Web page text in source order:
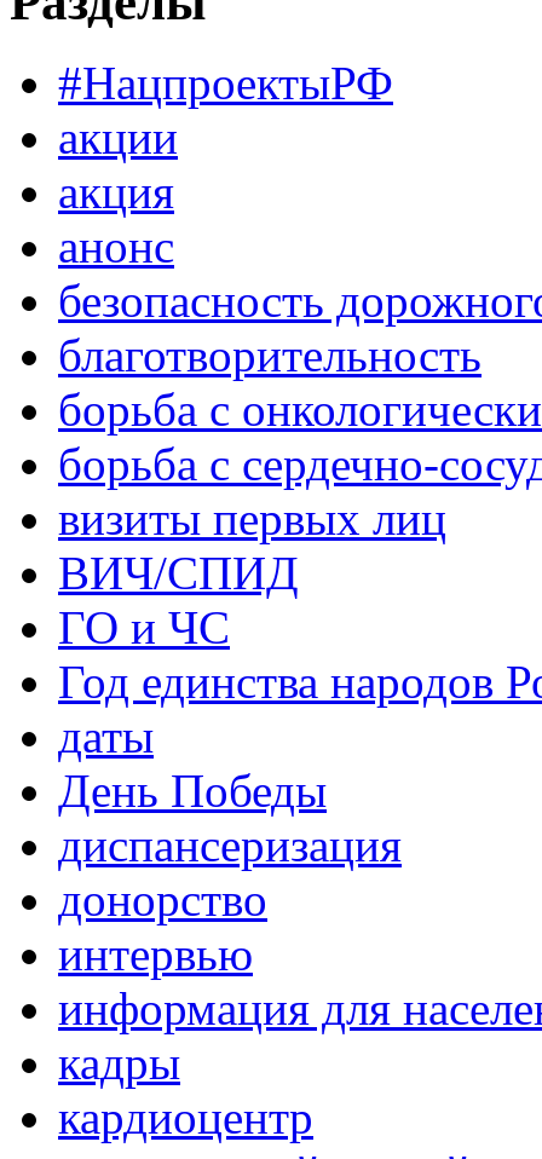
#НацпроектыРФ
акции
акция
анонс
безопасность
благотворительность
борьба с
борьба с сердечно-
визиты первых лиц
ВИЧ/СПИД
ГО и ЧС
Год единства народов
даты
День Победы
диспансеризация
донорство
интервью
информация для
кадры
кардиоцентр